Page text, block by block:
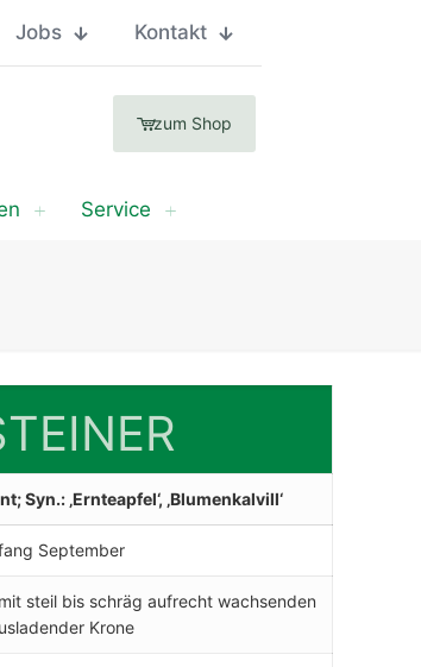
Jobs Kontakt
zum Shop
Service
Syn.: ‚Ernteapfel‘, ‚Blumenkalvill‘
September
steil bis schräg aufrecht wachsenden
Krone